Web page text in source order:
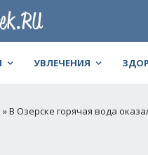
УВЛЕЧЕНИЯ
» В Озерске горячая вода